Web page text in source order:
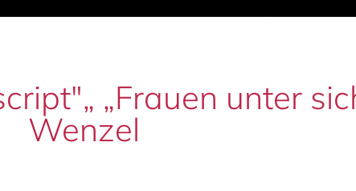
„Frauen unter
Wenzel